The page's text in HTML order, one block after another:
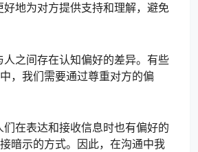
地为对方提供支持和理解，避免
之间存在认知偏好的差异。有些
，我们需要通过尊重对方的偏
在表达和接收信息时也有偏好的
暗示的方式。因此，在沟通中我